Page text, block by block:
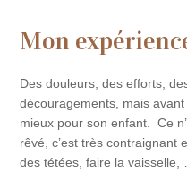
Mon
Des douleurs, des efforts,
découragements, mais avant
mieux pour son enfant. Ce
rêvé, c’est très contraignant
des tétées, faire la vaisselle,